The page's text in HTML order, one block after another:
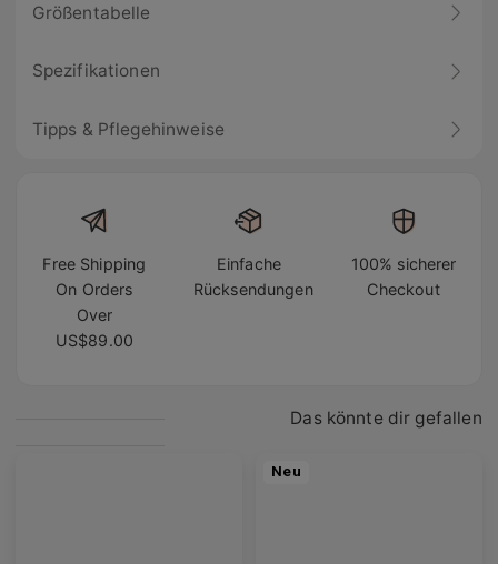
Größentabelle
Spezifikationen
Tipps & Pflegehinweise
Free Shipping
On Orders
Over
US$89.00
Einfache
Rücksendungen
100% sicherer
Checkout
Das könnte dir gefallen
Neu